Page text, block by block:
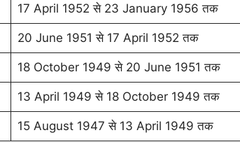
17 April 1952 से 23 January 1956 तक
20 June 1951 से 17 April 1952 तक
18 October 1949 से 20 June 1951 तक
13 April 1949 से 18 October 1949 तक
15 August 1947 से 13 April 1949 तक